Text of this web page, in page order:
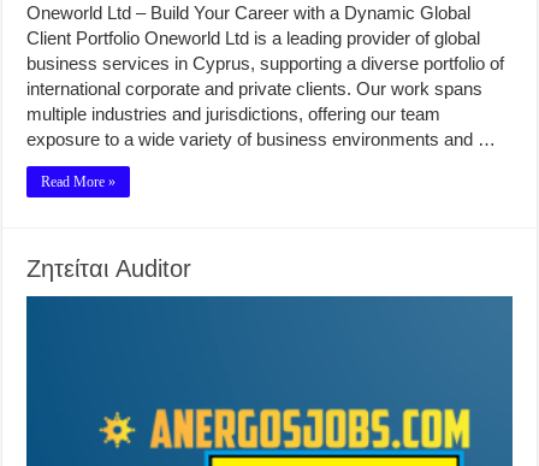
Oneworld Ltd – Build Your Career with a Dynamic Global
Client Portfolio Oneworld Ltd is a leading provider of global
business services in Cyprus, supporting a diverse portfolio of
international corporate and private clients. Our work spans
multiple industries and jurisdictions, offering our team
exposure to a wide variety of business environments and …
Read More »
Ζητείται Auditor